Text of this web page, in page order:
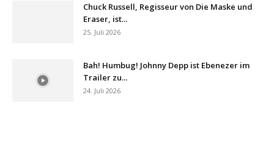
Chuck Russell, Regisseur von Die Maske und
Eraser, ist...
25. Juli 2026
Bah! Humbug! Johnny Depp ist Ebenezer im
Trailer zu...
24. Juli 2026